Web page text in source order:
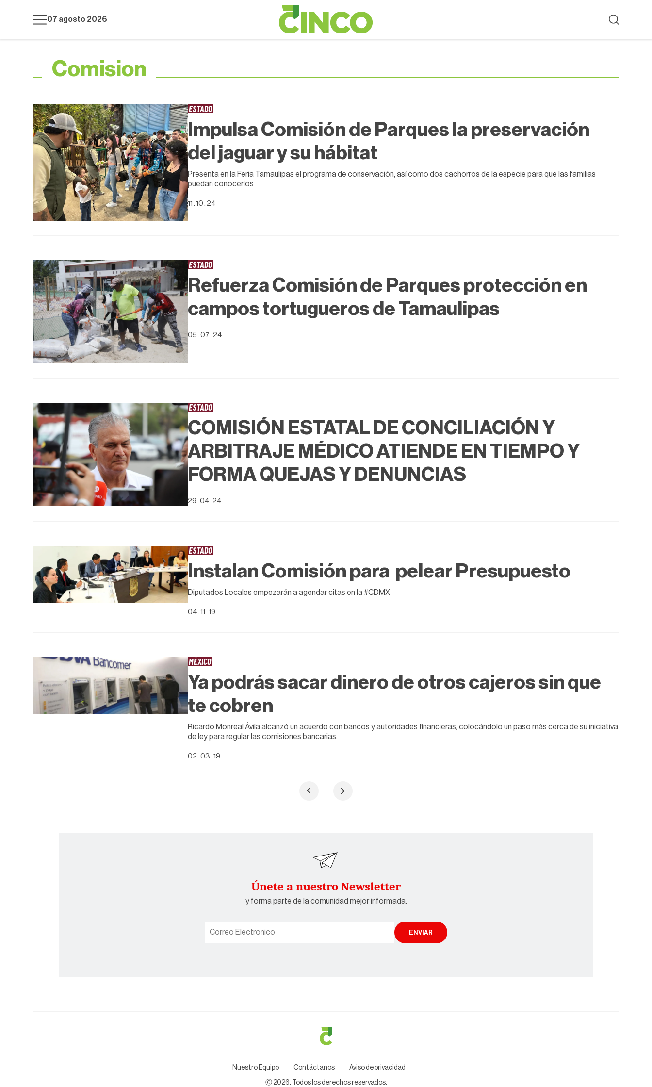
07 agosto 2026
Comision
ESTADO
Impulsa Comisión de Parques la preservación
del jaguar y su hábitat
Presenta en la Feria Tamaulipas el programa de conservación, así como dos cachorros de la especie para que las familias
puedan conocerlos
11 . 10 . 24
ESTADO
Refuerza Comisión de Parques protección en
campos tortugueros de Tamaulipas
05 . 07 . 24
ESTADO
COMISIÓN ESTATAL DE CONCILIACIÓN Y
ARBITRAJE MÉDICO ATIENDE EN TIEMPO Y
FORMA QUEJAS Y DENUNCIAS
29 . 04 . 24
ESTADO
Instalan Comisión para pelear Presupuesto
Diputados Locales empezarán a agendar citas en la #CDMX
04 . 11 . 19
MÉXICO
Ya podrás sacar dinero de otros cajeros sin que
te cobren
Ricardo Monreal Ávila alcanzó un acuerdo con bancos y autoridades financieras, colocándolo un paso más cerca de su iniciativa
de ley para regular las comisiones bancarias.
02 . 03 . 19
Únete a nuestro Newsletter
y forma parte de la comunidad mejor informada.
ENVIAR
Nuestro Equipo Contáctanos Aviso de privacidad
Ⓒ 2026. Todos los derechos reservados.